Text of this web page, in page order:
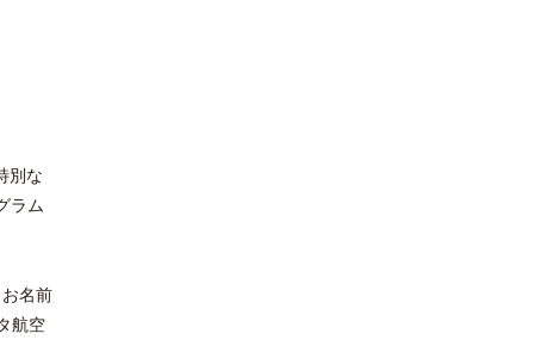
別な
ラム
名前
航空